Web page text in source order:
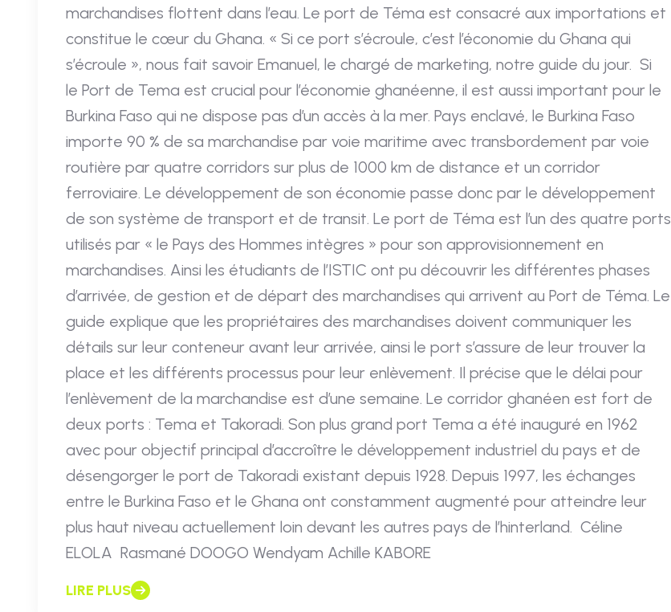
marchandises flottent dans l’eau. Le port de Téma est consacré aux importations et
constitue le cœur du Ghana. « Si ce port s’écroule, c’est l’économie du Ghana qui
s’écroule », nous fait savoir Emanuel, le chargé de marketing, notre guide du jour. Si
le Port de Tema est crucial pour l’économie ghanéenne, il est aussi important pour le
Burkina Faso qui ne dispose pas d’un accès à la mer. Pays enclavé, le Burkina Faso
importe 90 % de sa marchandise par voie maritime avec transbordement par voie
routière par quatre corridors sur plus de 1000 km de distance et un corridor
ferroviaire. Le développement de son économie passe donc par le développement
de son système de transport et de transit. Le port de Téma est l’un des quatre ports
utilisés par « le Pays des Hommes intègres » pour son approvisionnement en
marchandises. Ainsi les étudiants de l’ISTIC ont pu découvrir les différentes phases
d’arrivée, de gestion et de départ des marchandises qui arrivent au Port de Téma. Le
guide explique que les propriétaires des marchandises doivent communiquer les
détails sur leur conteneur avant leur arrivée, ainsi le port s’assure de leur trouver la
place et les différents processus pour leur enlèvement. Il précise que le délai pour
l’enlèvement de la marchandise est d’une semaine. Le corridor ghanéen est fort de
deux ports : Tema et Takoradi. Son plus grand port Tema a été inauguré en 1962
avec pour objectif principal d’accroître le développement industriel du pays et de
désengorger le port de Takoradi existant depuis 1928. Depuis 1997, les échanges
entre le Burkina Faso et le Ghana ont constamment augmenté pour atteindre leur
plus haut niveau actuellement loin devant les autres pays de l’hinterland. Céline
ELOLA Rasmané DOOGO Wendyam Achille KABORE
LIRE PLUS